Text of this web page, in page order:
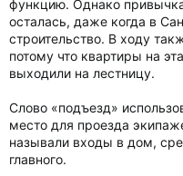
функцию. Однако
осталась, даже когда в
строительство. В ходу
потому что квартиры на
выходили на лестницу.
Слово «подъезд»
место для проезда
называли входы в дом,
главного.